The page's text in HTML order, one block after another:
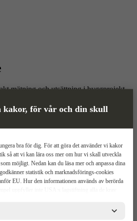
kakor, för vår och din skull
bra för dig. För att göra det använder vi kakor
så att vi kan lära oss mer om hur vi skall utveckla
möjligt. Nedan kan du läsa mer och anpassa dina
statistik och marknadsförings-cookies
EU. Hur den informationen används av berörda
uppfyller inte USA:s lagstiftning alla de krav
berörda bolagen måste lämna över uppgifter till
i USA om de får en sådan begäran. Det kan dock
mätning och utsättning i byggprojekt.
laserstång och tillbehör. Du
online med flexibel uthyrning och